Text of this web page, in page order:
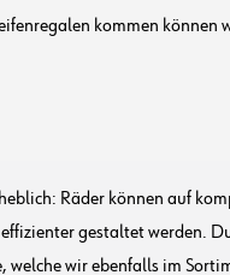
kommen
Räder können auf
gestaltet werden.
welche wir ebenfalls im